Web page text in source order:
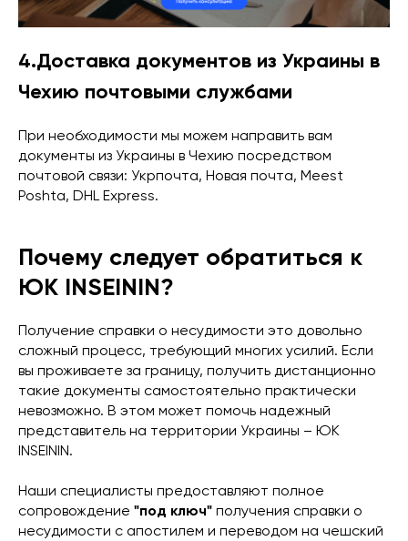
4.Доставка документов из Украины в
Чехию почтовыми службами
При необходимости мы можем направить вам
документы из Украины в Чехию посредством
почтовой связи: Укрпочта, Новая почта, Meest
Poshta, DHL Express.
Почему следует обратиться к
ЮК INSEININ?
Получение справки о несудимости это довольно
сложный процесс, требующий многих усилий. Если
вы проживаете за границу, получить дистанционно
такие документы самостоятельно практически
невозможно. В этом может помочь надежный
представитель на территории Украины – ЮК
INSEININ.
Наши специалисты предоставляют полное
сопровождение "под ключ" получения справки о
несудимости с апостилем и переводом на чешский